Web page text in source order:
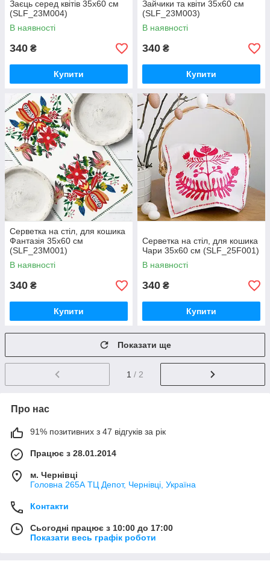
Заєць серед квітів 35x60 см
(SLF_23M004)
В наявності
340 ₴
Купити
Зайчики та квіти 35x60 см
(SLF_23M003)
В наявності
340 ₴
Купити
Серветка на стіл, для кошика
Фантазія 35x60 см
(SLF_23M001)
В наявності
340 ₴
Купити
Серветка на стіл, для кошика
Чари 35x60 см (SLF_25F001)
В наявності
340 ₴
Купити
Показати ще
1 / 2
Про нас
91% позитивних з 47 відгуків за рік
Працює з 28.01.2014
м. Чернівці
Головна 265А ТЦ Депот, Чернівці, Україна
Контакти
Сьогодні працює з 10:00 до 17:00
Показати весь графік роботи